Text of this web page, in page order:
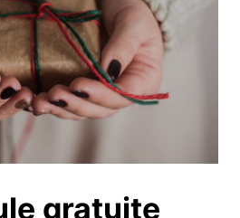
gratuite